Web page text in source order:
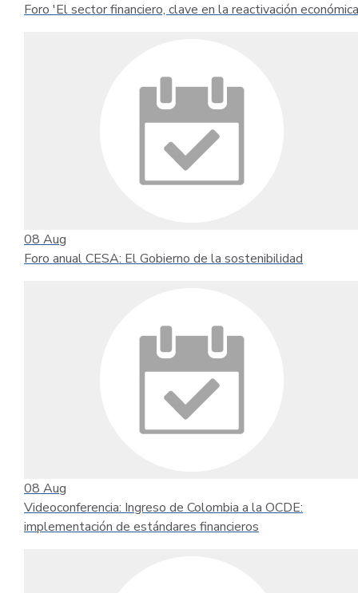
Foro 'El sector financiero, clave en la reactivación
08 Aug
Foro anual CESA: El Gobierno de la sostenibilidad
08 Aug
Videoconferencia: Ingreso de Colombia a la OCDE:
implementación de estándares financieros